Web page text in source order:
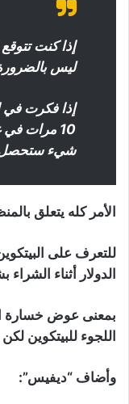
إذا كنت تتوقع
ليس
إذا فكرت في
شيء ستحصل
الأمر كله يتعلق
للتعرف على
الدولار أثناء
بمعنى عوض خسارة
اللجوء للبيتكوين
وأضاف “ديفيس”: